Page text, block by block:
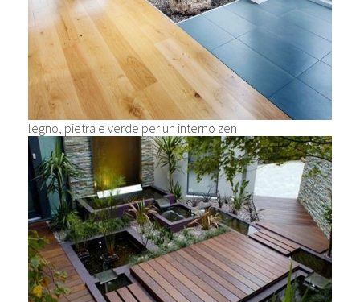
legno, pietra e verde per un interno zen